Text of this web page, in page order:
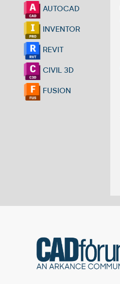
AUTOCAD
INVENTOR
REVIT
CIVIL 3D
FUSION